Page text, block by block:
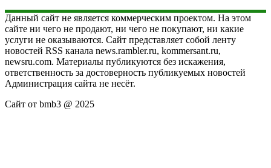
Данный сайт не является коммерческим проектом. На этом
сайте ни чего не продают, ни чего не покупают, ни какие
услуги не оказываются. Сайт представляет собой ленту
новостей RSS канала news.rambler.ru, kommersant.ru,
newsru.com. Материалы публикуются без искажения,
ответственность за достоверность публикуемых новостей
Администрация сайта не несёт.
Сайт от bmb3 @ 2025